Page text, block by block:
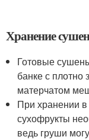
Хранение
Готовые
банке с
матерчатом
При хранении
сухофрукты
ведь груши